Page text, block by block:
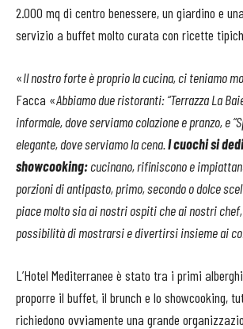
2.000 mq di centro benessere, un giardino e
servizio a buffet molto curata con ricette
«Il nostro forte è proprio la cucina, ci teniamo
Facca «Abbiamo due ristoranti: “Terrazza La
informale, dove serviamo colazione e pranzo, e
elegante, dove serviamo la cena.I cuochi si
showcooking:cucinano, rifiniscono e
porzioni di antipasto, primo, secondo o dolce
piace molto sia ai nostri ospiti che ai nostri
possibilità di mostrarsi e divertirsi insieme ai
L’Hotel Mediterranee è stato tra i primi
proporre il buffet, il brunch e lo showcooking,
richiedono ovviamente una grande